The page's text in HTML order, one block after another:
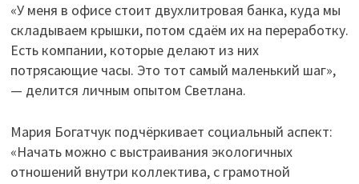
«У меня в офисе стоит двухлитровая банка, куда мы
складываем крышки, потом сдаём их на переработку.
Есть компании, которые делают из них
потрясающие часы. Это тот самый маленький шаг»,
— делится личным опытом Светлана.
Мария Богатчук подчёркивает социальный аспект:
«Начать можно с выстраивания экологичных
отношений внутри коллектива, с грамотной